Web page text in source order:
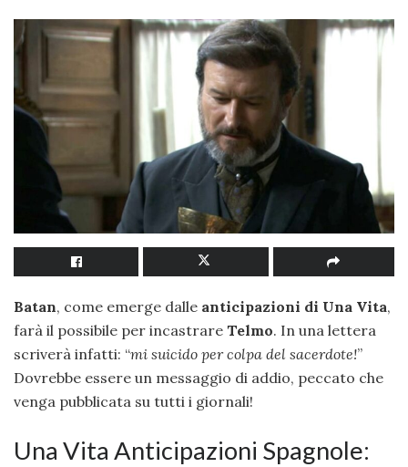
Batan, come emerge dalle anticipazioni di Una Vita,
farà il possibile per incastrare Telmo. In una lettera
scriverà infatti: “mi suicido per colpa del sacerdote!”
Dovrebbe essere un messaggio di addio, peccato che
venga pubblicata su tutti i giornali!
Una Vita Anticipazioni Spagnole: